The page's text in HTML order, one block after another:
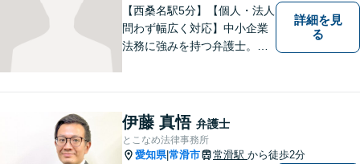
【西桑名駅5分】【個人・法人
問わず幅広く対応】中小企業
法務に強みを持つ弁護士。個
します。お困りごとは、お気
軽にご相談ください。
詳細を見
る
伊藤 真悟 弁護士
とこなめ法律事務所
愛知県|常滑市 常滑駅 から徒歩2分